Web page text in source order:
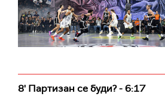
8' Партизан се буди? - 6:17